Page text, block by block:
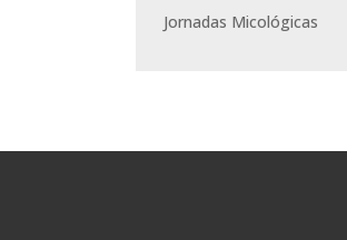
Jornadas Micológicas